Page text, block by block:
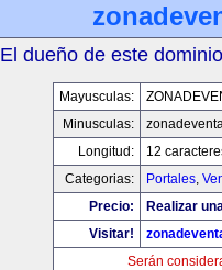
El dueño de este
Mayusculas:
Minusculas:
Longitud:
12
Categorias:
Portales,
Precio:
Realizar
Visitar!
Serán